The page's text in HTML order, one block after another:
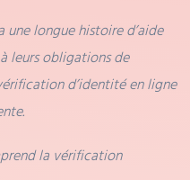
une longue histoire d’aide
leurs obligations de
d’identité en ligne
la vérification